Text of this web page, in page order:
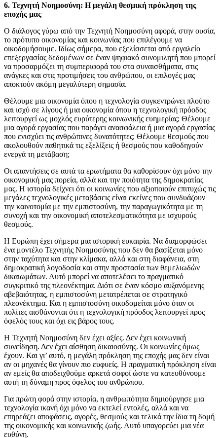
6. Τεχνητή Νοημοσύνη: Η μεγάλη θεσμική πρόκληση της
εποχής μας
Ο διάλογος γύρω από την Τεχνητή Νοημοσύνη αφορά, στην ουσία,
το πρότυπο οικονομίας και κοινωνίας που επιλέγουμε να
οικοδομήσουμε. Ιδίως σήμερα, που εξελίσσεται από εργαλείο
επεξεργασίας δεδομένων σε έναν ψηφιακό συνομιλητή που μπορεί
να προσαρμόζει τη συμπεριφορά του στα συναισθήματα, στις
ανάγκες και στις προτιμήσεις του ανθρώπου, οι επιλογές μας
αποκτούν ακόμη μεγαλύτερη σημασία.
Θέλουμε μια οικονομία όπου η τεχνολογία συγκεντρώνει πλούτο
και ισχύ σε λίγους ή μια οικονομία όπου η τεχνολογική πρόοδος
λειτουργεί ως μοχλός ευρύτερης κοινωνικής ευημερίας; Θέλουμε
μια αγορά εργασίας που παράγει ανασφάλεια ή μια αγορά εργασίας
που ενισχύει τις ανθρώπινες δυνατότητες; Θέλουμε θεσμούς που
ακολουθούν παθητικά τις εξελίξεις ή θεσμούς που καθοδηγούν
ενεργά τη μετάβαση;
Οι απαντήσεις σε αυτά τα ερωτήματα θα καθορίσουν όχι μόνο την
οικονομική μας πορεία, αλλά και την ποιότητα της δημοκρατίας
μας. Η ιστορία δείχνει ότι οι κοινωνίες που αξιοποιούν επιτυχώς τις
μεγάλες τεχνολογικές μεταβάσεις είναι εκείνες που συνδυάζουν
την καινοτομία με την εμπιστοσύνη, την παραγωγικότητα με τη
συνοχή και την οικονομική αποτελεσματικότητα με ισχυρούς
θεσμούς.
Η Ευρώπη έχει σήμερα μια ιστορική ευκαιρία. Να διαμορφώσει
ένα μοντέλο Τεχνητής Νοημοσύνης που δεν θα βασίζεται μόνο
στην ταχύτητα και στην κλίμακα, αλλά και στη διαφάνεια, στη
δημοκρατική λογοδοσία και στην προστασία των θεμελιωδών
δικαιωμάτων. Αυτό μπορεί να αποτελέσει το πραγματικό
συγκριτικό της πλεονέκτημα. Διότι σε έναν κόσμο αυξανόμενης
αβεβαιότητας, η εμπιστοσύνη μετατρέπεται σε στρατηγικό
πλεονέκτημα. Και η εμπιστοσύνη οικοδομείται μόνο όταν οι
πολίτες αισθάνονται ότι η τεχνολογική πρόοδος λειτουργεί προς
όφελός τους και όχι εις βάρος τους.
Η Τεχνητή Νοημοσύνη δεν έχει αξίες. Δεν έχει κοινωνική
συνείδηση. Δεν έχει αίσθηση δικαιοσύνης. Οι κοινωνίες όμως
έχουν. Και γι’ αυτό, η μεγάλη πρόκληση της εποχής μας δεν είναι
αν οι μηχανές θα γίνουν πιο ευφυείς. Η πραγματική πρόκληση είναι
αν εμείς θα αποδειχθούμε αρκετά σοφοί ώστε να κατευθύνουμε
αυτή τη δύναμη προς όφελος του ανθρώπου.
Για πρώτη φορά στην ιστορία, η ανθρωπότητα δημιούργησε μια
τεχνολογία ικανή όχι μόνο να εκτελεί εντολές, αλλά και να
επηρεάζει αποφάσεις, αγορές, θεσμούς και τελικά την ίδια τη δομή
της οικονομικής και κοινωνικής ζωής. Αυτό υπαγορεύει μια νέα
ευθύνη.